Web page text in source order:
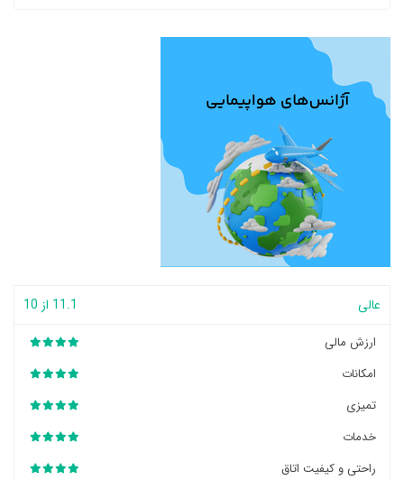
عالی 11.1 از 10
ارزش مالی
امکانات
تمیزی
خدمات
راحتی و کیفیت اتاق